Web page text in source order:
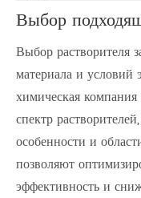
Выбор
Выбор растворителя
материала и
химическая
спектр
особенности и
позволяют
эффективность и